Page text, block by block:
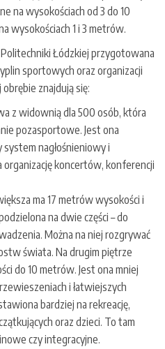
na wysokościach od 3 do 10
wysokościach 1 i 3 metrów.
Łódzkiej przygotowana
sportowych oraz organizacji
znajdują się:
z widownią dla 500 osób, która
pozasportowe. Jest ona
nagłośnieniowy i
organizację koncertów, konferencji
ma 17 metrów wysokości i
na dwie części – do
Można na niej rozgrywać
świata. Na drugim piętrze
do 10 metrów. Jest ona mniej
i łatwiejszych
bardziej na rekreację,
oraz dzieci. To tam
czy integracyjne.